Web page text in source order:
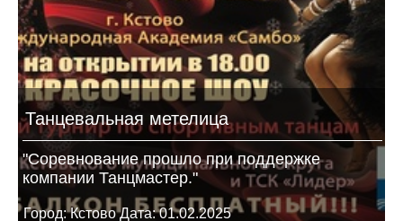
Танцевальная метелица
"Соревнование прошло при поддержке
компании Танцмастер."
Город: Кстово Дата: 01.02.2025